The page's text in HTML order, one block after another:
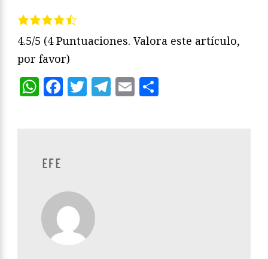
4.5/5 (4 Puntuaciones. Valora este artículo,
por favor)
WhatsApp
Facebook
Twitter
Telegram
Email
EFE